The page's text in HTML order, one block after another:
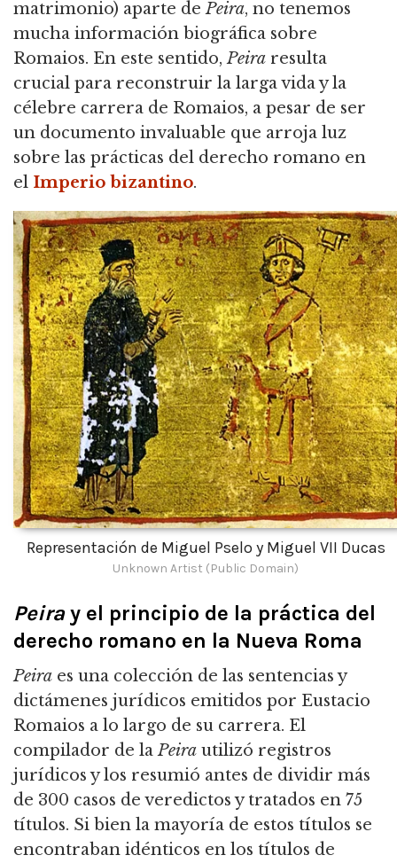
matrimonio) aparte dePeira, no tenemos
mucha información biográfica sobre
Romaios. En este sentido,Peira resulta
crucial para reconstruir la larga vida y la
célebre carrera de Romaios, a pesar de ser
un documento invaluable que arroja luz
sobre las prácticas del derecho romano en
el Imperio bizantino.
Representación de Miguel Pselo y Miguel VII Ducas
Unknown Artist (Public Domain)
Peiray el principio de la práctica del
derecho romano en la Nueva Roma
Peira es una colección de las sentencias y
dictámenes jurídicos emitidos por Eustacio
Romaios a lo largo de su carrera. El
compilador de laPeira utilizó registros
jurídicos y los resumió antes de dividir más
de 300 casos de veredictos y tratados en 75
títulos. Si bien la mayoría de estos títulos se
encontraban idénticos en los títulos de